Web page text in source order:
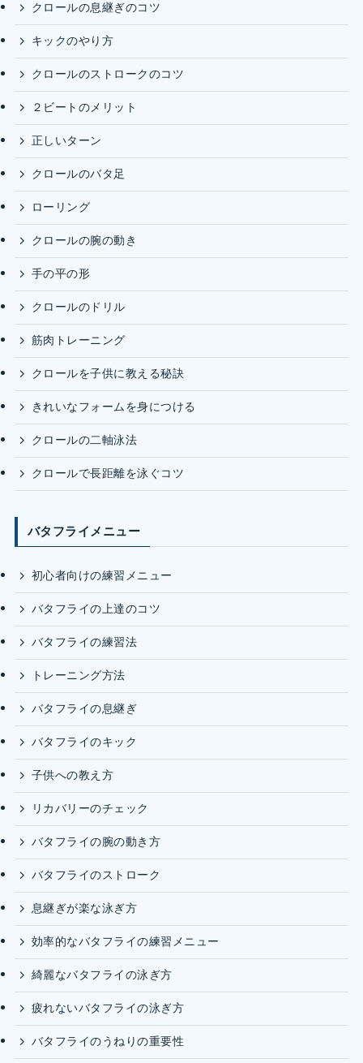
クロールの息継ぎのコツ
キックのやり方
クロールのストロークのコツ
２ビートのメリット
正しいターン
クロールのバタ足
ローリング
クロールの腕の動き
手の平の形
クロールのドリル
筋肉トレーニング
クロールを子供に教える秘訣
きれいなフォームを身につける
クロールの二軸泳法
クロールで長距離を泳ぐコツ
バタフライメニュー
初心者向けの練習メニュー
バタフライの上達のコツ
バタフライの練習法
トレーニング方法
バタフライの息継ぎ
バタフライのキック
子供への教え方
リカバリーのチェック
バタフライの腕の動き方
バタフライのストローク
息継ぎが楽な泳ぎ方
効率的なバタフライの練習メニュー
綺麗なバタフライの泳ぎ方
疲れないバタフライの泳ぎ方
バタフライのうねりの重要性